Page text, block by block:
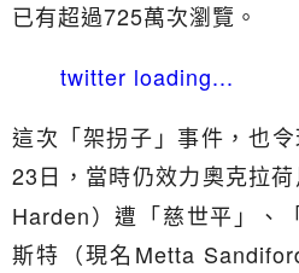
已有超過725萬次瀏覽。
twitter loading...
這次「架拐子」事件，也
23日，當時仍效力奧克拉
Harden）遭「慈世平」、
斯特（現名Metta